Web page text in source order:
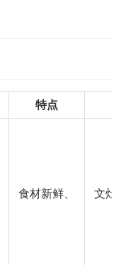
特点
食材新鲜、 文灶